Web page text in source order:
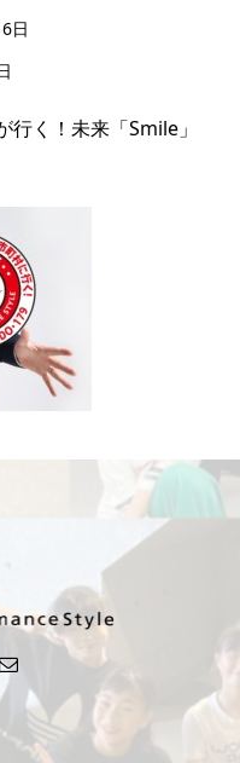
日
く！未来「Smile」